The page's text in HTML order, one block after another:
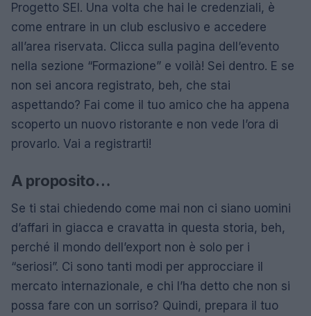
Progetto SEI. Una volta che hai le credenziali, è
come entrare in un club esclusivo e accedere
all’area riservata. Clicca sulla pagina dell’evento
nella sezione “Formazione” e voilà! Sei dentro. E se
non sei ancora registrato, beh, che stai
aspettando? Fai come il tuo amico che ha appena
scoperto un nuovo ristorante e non vede l’ora di
provarlo. Vai a registrarti!
A proposito…
Se ti stai chiedendo come mai non ci siano uomini
d’affari in giacca e cravatta in questa storia, beh,
perché il mondo dell’export non è solo per i
“seriosi”. Ci sono tanti modi per approcciare il
mercato internazionale, e chi l’ha detto che non si
possa fare con un sorriso? Quindi, prepara il tuo